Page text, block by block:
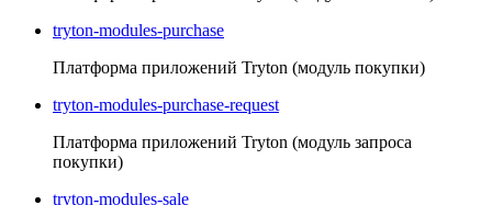
tryton-modules-purchase
Платформа приложений Tryton (модуль покупки)
tryton-modules-purchase-request
Платформа приложений Tryton (модуль запроса
покупки)
tryton-modules-sale